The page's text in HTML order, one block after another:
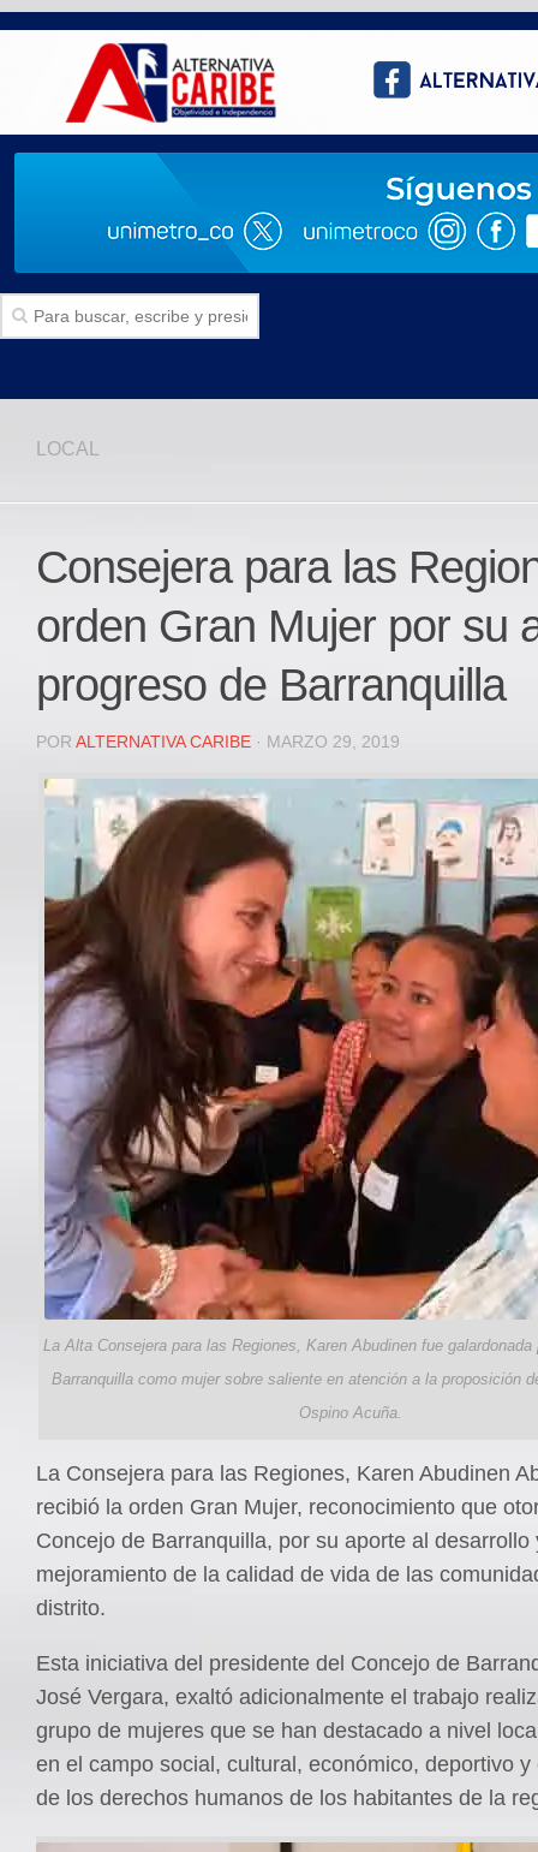
Politica
Deportes
JUDICIAL
REGIONAL
DEPARTAMENTAL
OPINIÓN
Contactenos
facebook
Twitter
Instagram
Registro ISSN: 2711-3299
LOCAL
Consejera para las
orden Gran Mujer por su
progreso de Barranquilla
POR ALTERNATIVA CARIBE · MARZO 29, 2019
La Alta Consejera para las Regiones, Karen Abudinen fue galardonada
Barranquilla como mujer sobre saliente en atención a la proposición
Ospino Acuña.
La Consejera para las Regiones, Karen Abudinen
recibió la orden Gran Mujer, reconocimiento que
Concejo de Barranquilla, por su aporte al desarrollo
mejoramiento de la calidad de vida de las
distrito.
Esta iniciativa del presidente del Concejo de
José Vergara, exaltó adicionalmente el trabajo
grupo de mujeres que se han destacado a nivel
en el campo social, cultural, económico, deportivo y
de los derechos humanos de los habitantes de la